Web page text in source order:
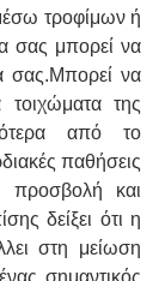
τροφίμων ή
σας μπορεί να
σας.Μπορεί να
της
από το
παθήσεις
προσβολή και
δείξει ότι η
στη μείωση
σημαντικός